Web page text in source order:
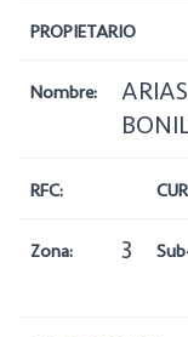
PROPIETARIO
Nombre:
RFC:
Zona: 3